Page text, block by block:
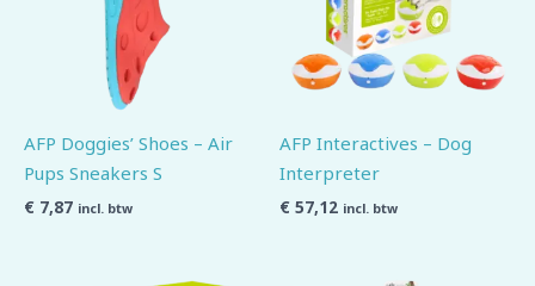
AFP Doggies’ Shoes – Air
Pups Sneakers S
€ 7,87 incl. btw
AFP Interactives – Dog
Interpreter
€ 57,12 incl. btw